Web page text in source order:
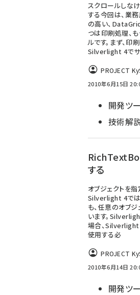
スクロールしな
する今回は、業
の高い、
つは印刷処理、
ルです。まず、印
Silverlight 4で
PROJECT
2010年6月15日
開発ツ
技術解
する
オブジェクトを
Silverlight 4では
も、任意のオブ
います。
場合、Silverlight
使用する必
PROJECT
2010年6月14日
開発ツ